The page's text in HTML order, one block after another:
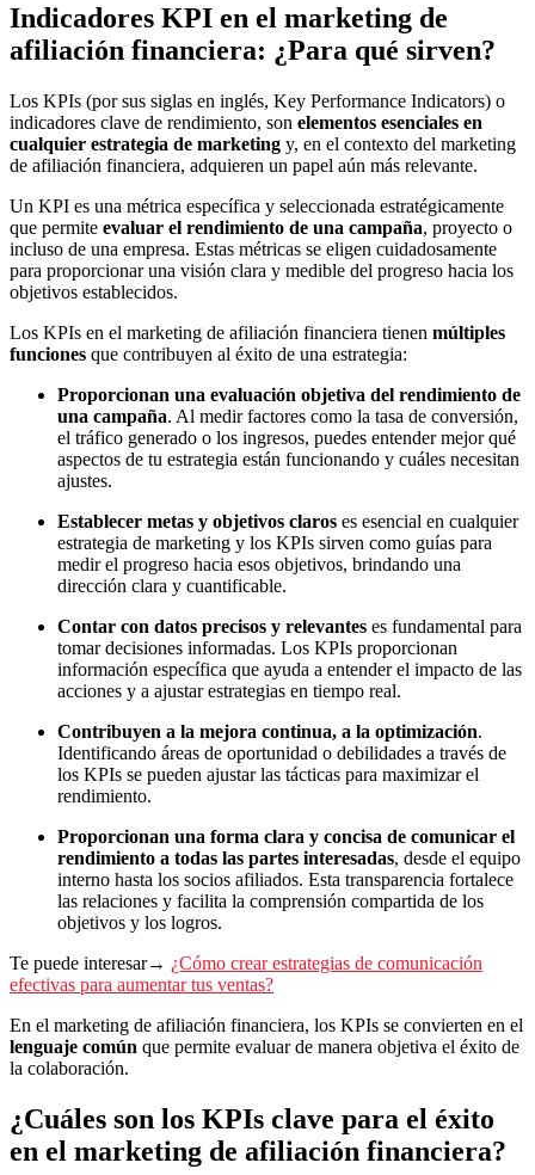
Indicadores KPI en el marketing de
afiliación financiera: ¿Para qué sirven?
Los KPIs (por sus siglas en inglés, Key Performance Indicators) o
indicadores clave de rendimiento, son elementos esenciales en
cualquier estrategia de marketing y, en el contexto del marketing
de afiliación financiera, adquieren un papel aún más relevante.
Un KPI es una métrica específica y seleccionada estratégicamente
que permite evaluar el rendimiento de una campaña, proyecto o
incluso de una empresa. Estas métricas se eligen cuidadosamente
para proporcionar una visión clara y medible del progreso hacia los
objetivos establecidos.
Los KPIs en el marketing de afiliación financiera tienen múltiples
funciones que contribuyen al éxito de una estrategia:
Proporcionan una evaluación objetiva del rendimiento de
una campaña. Al medir factores como la tasa de conversión,
el tráfico generado o los ingresos, puedes entender mejor qué
aspectos de tu estrategia están funcionando y cuáles necesitan
ajustes.
Establecer metas y objetivos claros es esencial en cualquier
estrategia de marketing y los KPIs sirven como guías para
medir el progreso hacia esos objetivos, brindando una
dirección clara y cuantificable.
Contar con datos precisos y relevantes es fundamental para
tomar decisiones informadas. Los KPIs proporcionan
información específica que ayuda a entender el impacto de las
acciones y a ajustar estrategias en tiempo real.
Contribuyen a la mejora continua, a la optimización.
Identificando áreas de oportunidad o debilidades a través de
los KPIs se pueden ajustar las tácticas para maximizar el
rendimiento.
Proporcionan una forma clara y concisa de comunicar el
rendimiento a todas las partes interesadas, desde el equipo
interno hasta los socios afiliados. Esta transparencia fortalece
las relaciones y facilita la comprensión compartida de los
objetivos y los logros.
Te puede interesar→ ¿Cómo crear estrategias de comunicación
efectivas para aumentar tus ventas?
En el marketing de afiliación financiera, los KPIs se convierten en el
lenguaje común que permite evaluar de manera objetiva el éxito de
la colaboración.
¿Cuáles son los KPIs clave para el éxito
en el marketing de afiliación financiera?